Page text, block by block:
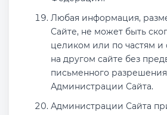
Любая информация,
Сайте, не может быть
целиком или по частям и
на другом сайте без
письменного разрешения
Администрации Сайта.
Администрации Сайта